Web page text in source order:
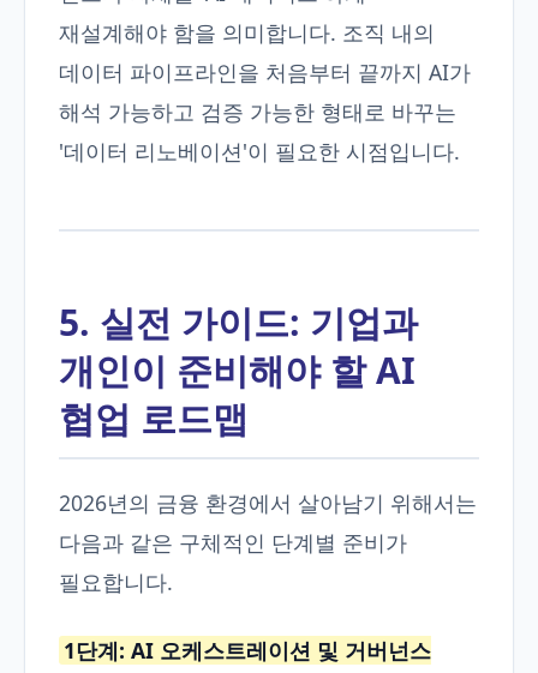
재설계해야 함을 의미합니다. 조직 내의
데이터 파이프라인을 처음부터 끝까지 AI가
해석 가능하고 검증 가능한 형태로 바꾸는
'데이터 리노베이션'이 필요한 시점입니다.
5. 실전 가이드: 기업과
개인이 준비해야 할 AI
협업 로드맵
2026년의 금융 환경에서 살아남기 위해서는
다음과 같은 구체적인 단계별 준비가
필요합니다.
1단계: AI 오케스트레이션 및 거버넌스